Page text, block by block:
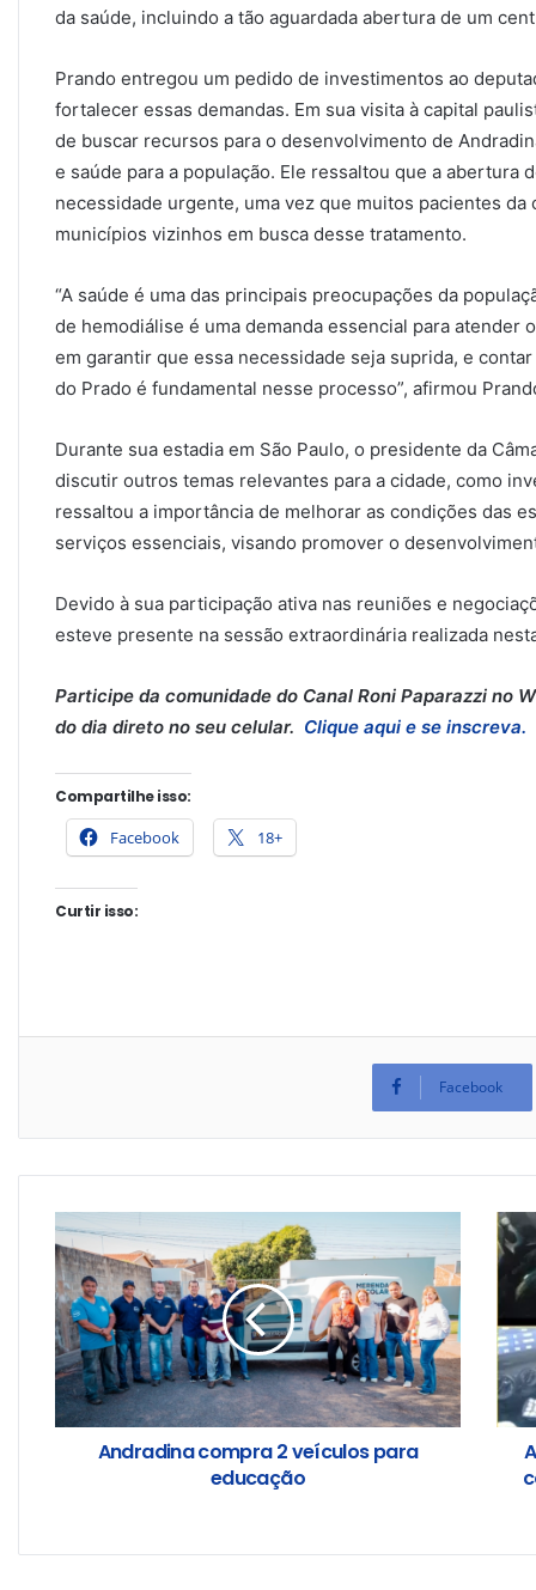
da saúde, incluindo a tão aguardada abertura de um
Prando entregou um pedido de investimentos ao
fortalecer essas demandas. Em sua visita à capital
de buscar recursos para o desenvolvimento de
e saúde para a população. Ele ressaltou que a abertura
necessidade urgente, uma vez que muitos pacientes
municípios vizinhos em busca desse tratamento.
“A saúde é uma das principais preocupações da
de hemodiálise é uma demanda essencial para atender
em garantir que essa necessidade seja suprida, e
do Prado é fundamental nesse processo”, afirmou
Durante sua estadia em São Paulo, o presidente da
discutir outros temas relevantes para a cidade, como
ressaltou a importância de melhorar as condições das
serviços essenciais, visando promover o
Devido à sua participação ativa nas reuniões e
esteve presente na sessão extraordinária realizada
Participe da comunidade do Canal Roni Paparazzi no
do dia direto no seu celular. Clique aqui e se inscreva.
Compartilhe isso:
Facebook 18+
Curtir isso:
Facebook
Andradina compra 2 veículos para
educação